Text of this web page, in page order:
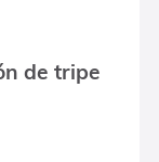
de tripe